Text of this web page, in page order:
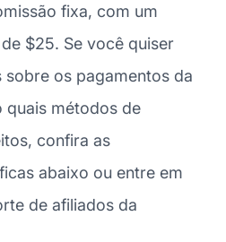
fixa, com um
$25. Se você quiser
sobre os pagamentos da
quais métodos de
confira as
abaixo ou entre em
de afiliados da